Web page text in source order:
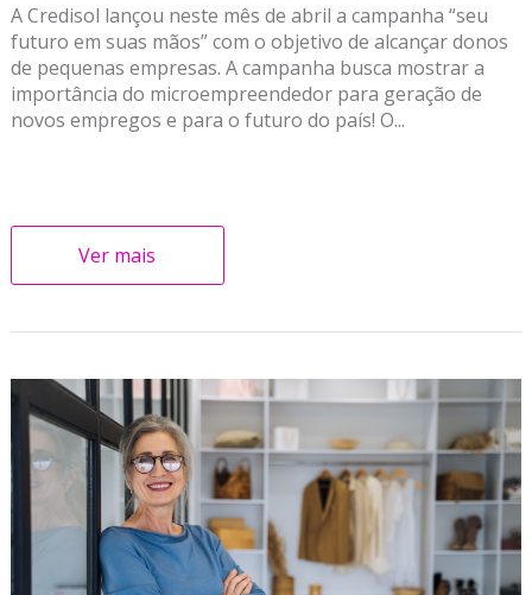
A Credisol lançou neste mês de abril a campanha “seu
futuro em suas mãos” com o objetivo de alcançar donos
de pequenas empresas. A campanha busca mostrar a
importância do microempreendedor para geração de
novos empregos e para o futuro do país! O...
Ver mais